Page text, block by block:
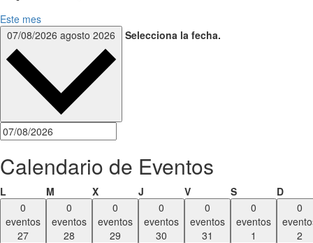
Este mes
07/08/2026 agosto 2026 Selecciona la fecha.
Calendario de Eventos
L M Xmiércoles
J Vviernes Ssábado D
0
eventos
27
0
eventos
28
0
eventos
29
0
eventos
30
0
eventos
31
0
eventos
1
0
2